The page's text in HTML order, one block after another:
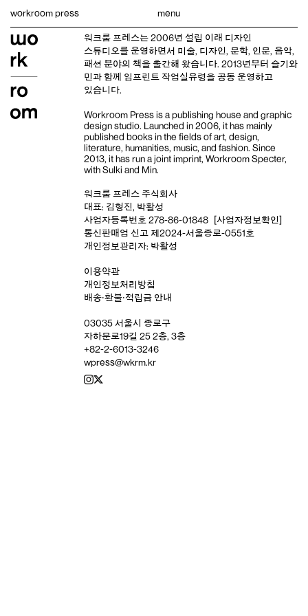
workroom press menu
워크룸 프레스는 2006년 설립 이래 디자인
스튜디오를 운영하면서 미술, 디자인, 문학, 인문, 음악,
패션 분야의 책을 출간해 왔습니다. 2013년부터 슬기와
민과 함께 임프린트 작업실유령을 공동 운영하고
있습니다.
Workroom Press is a publishing house and graphic
design studio. Launched in 2006, it has mainly
published books in the fields of art, design,
literature, humanities, music, and fashion. Since
2013, it has run a joint imprint, Workroom Specter,
with Sulki and Min.
워크룸 프레스 주식회사
대표: 김형진, 박활성
사업자등록번호 278-86-01848
[사업자정보확인]
통신판매업 신고 제2024-서울종로-0551호
개인정보관리자: 박활성
이용약관
개인정보처리방침
배송‧환불‧적립금 안내
03035 서울시 종로구
자하문로19길 25 2층, 3층
+82-2-6013-3246
wpress@wkrm.kr